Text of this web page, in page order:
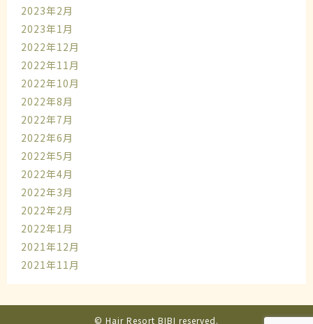
2023年2月
2023年1月
2022年12月
2022年11月
2022年10月
2022年8月
2022年7月
2022年6月
2022年5月
2022年4月
2022年3月
2022年2月
2022年1月
2021年12月
2021年11月
© Hair Resort BIBI reserved.